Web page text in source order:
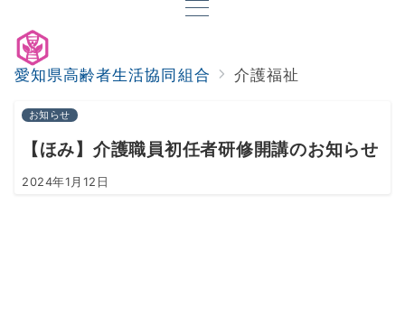
愛知県高齢者生活協同組合 介護福祉
お知らせ
【ほみ】介護職員初任者研修開講のお知らせ
2024年1月12日